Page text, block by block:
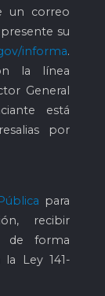
un correo
su
informa.
la línea
General
está
por
para
recibir
de forma
Ley 141-